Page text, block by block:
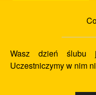
Wasz dzień ślubu
Uczestniczymy w nim